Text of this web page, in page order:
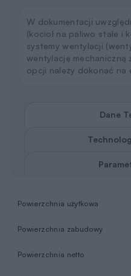
W dokumentacji
(kocioł na paliwo stałe i
systemy wentylacji
wentylację mechaniczną
opcji należy dokonać
Dane
Powierzchnia użytkowa
Powierzchnia zabudowy
Powierzchnia netto